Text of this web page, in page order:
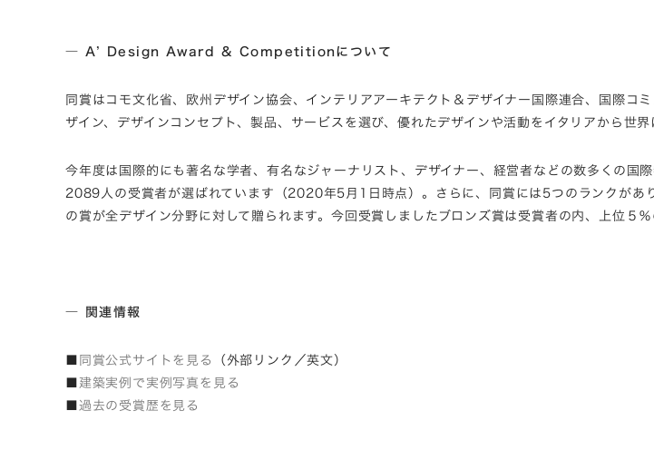
― A’ Design Award & Competitionについて
同賞はコモ文化省、欧州デザイン協会、インテリアアーキテクト＆デザイナー国際連合、国際
ザイン、デザインコンセプト、製品、サービスを選び、優れたデザインや活動をイタリアから世
今年度は国際的にも著名な学者、有名なジャーナリスト、デザイナー、経営者などの数多くの
2089人の受賞者が選ばれています（2020年5月1日時点）。さらに、同賞には5つのランクがあ
の賞が全デザイン分野に対して贈られます。今回受賞しましたブロンズ賞は受賞者の内、上位５
― 関連情報
同賞公式サイトを見る
（外部リンク／英文）
建築実例で実例写真を見る
過去の受賞歴を見る